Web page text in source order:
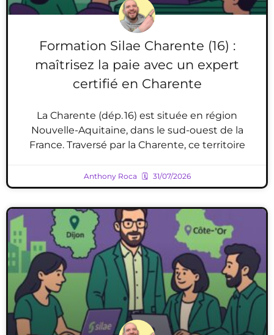
Formation Silae Charente (16) :
maîtrisez la paie avec un expert
certifié en Charente
La Charente (dép. 16) est située en région
Nouvelle-Aquitaine, dans le sud-ouest de la
France. Traversé par la Charente, ce territoire
Anthony Roca 31/07/2026